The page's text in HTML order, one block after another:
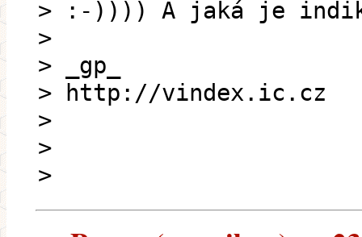
> :-)))) A jaká je
>
> _gp_
> http://vindex.ic.cz
>
>
>